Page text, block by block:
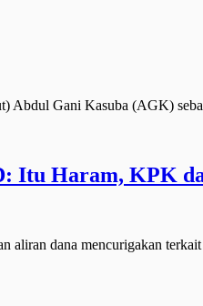
Abdul Gani Kasuba (AGK)
Itu Haram, KPK
aliran dana mencurigakan